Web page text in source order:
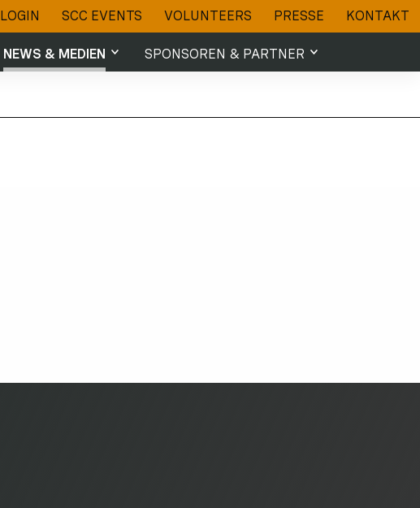
LOGIN SCC EVENTS VOLUNTEERS PRESSE KONTAKT
NEWS & MEDIEN
Fotos & Videos
SPONSOREN & PARTNER
Partner werden